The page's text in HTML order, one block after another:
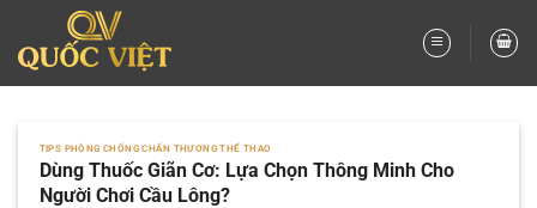
nội
dung
TIPS PHÒNG CHỐNG CHẤN THƯƠNG THỂ THAO
Dùng Thuốc Giãn Cơ: Lựa Chọn Thông Minh Cho
Người Chơi Cầu Lông?